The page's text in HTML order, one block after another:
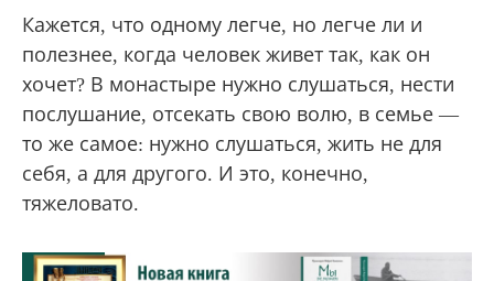
Кажется, что одному легче, но легче ли и
полезнее, когда человек живет так, как он
хочет? В монастыре нужно слушаться, нести
послушание, отсекать свою волю, в семье —
то же самое: нужно слушаться, жить не для
себя, а для другого. И это, конечно,
тяжеловато.